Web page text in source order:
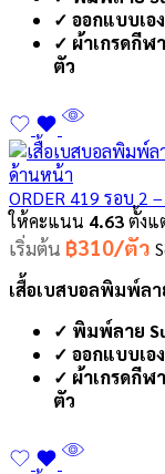
✓ ออกแบบเอ
✓ ผ้าเกรดกีฬ
ตัว
ORDER 419 รอบ 2
ให้คะแนน 4.63ตั้งแ
เริ่มต้น ฿310/ตัว
เสื้อเบสบอลพิมพ์ลา
✓ พิมพ์ลาย
✓ ออกแบบเอ
✓ ผ้าเกรดกีฬ
ตัว